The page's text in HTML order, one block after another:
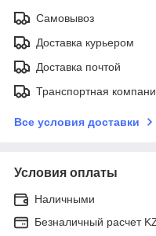
Самовывоз
Доставка курьером
Доставка почтой
Транспортная
Все условия доставки
Условия оплаты
Наличными
Безналичный расчет